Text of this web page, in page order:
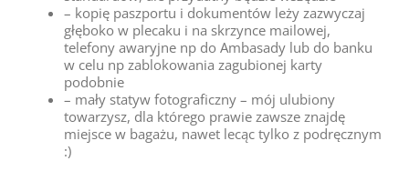
– kopię paszportu i dokumentów leży zazwyczaj
głęboko w plecaku i na skrzynce mailowej,
telefony awaryjne np do Ambasady lub do banku
w celu np zablokowania zagubionej karty
podobnie
– mały statyw fotograficzny – mój ulubiony
towarzysz, dla którego prawie zawsze znajdę
miejsce w bagażu, nawet lecąc tylko z podręcznym
:)